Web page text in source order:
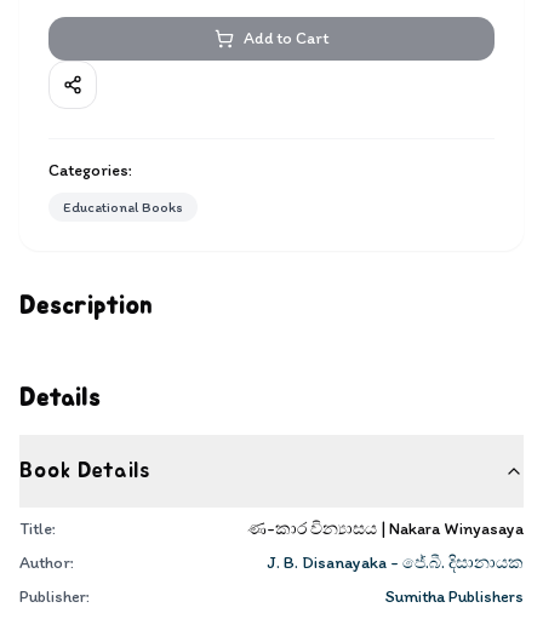
Description
Details
Book Details
Title:
ණ-කාර වින්‍යාසය | Nakara Winyasaya
Author:
J. B. Disanayaka - ජේ.බී. දිසානායක
Publisher:
Sumitha Publishers
Add to Cart
Categories:
Educational Books